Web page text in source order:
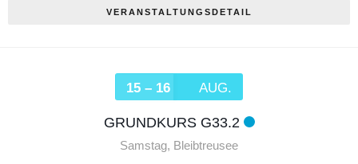
VERANSTALTUNGSDETAIL
15 – 16 AUG.
GRUNDKURS G33.2
Samstag, Bleibtreusee